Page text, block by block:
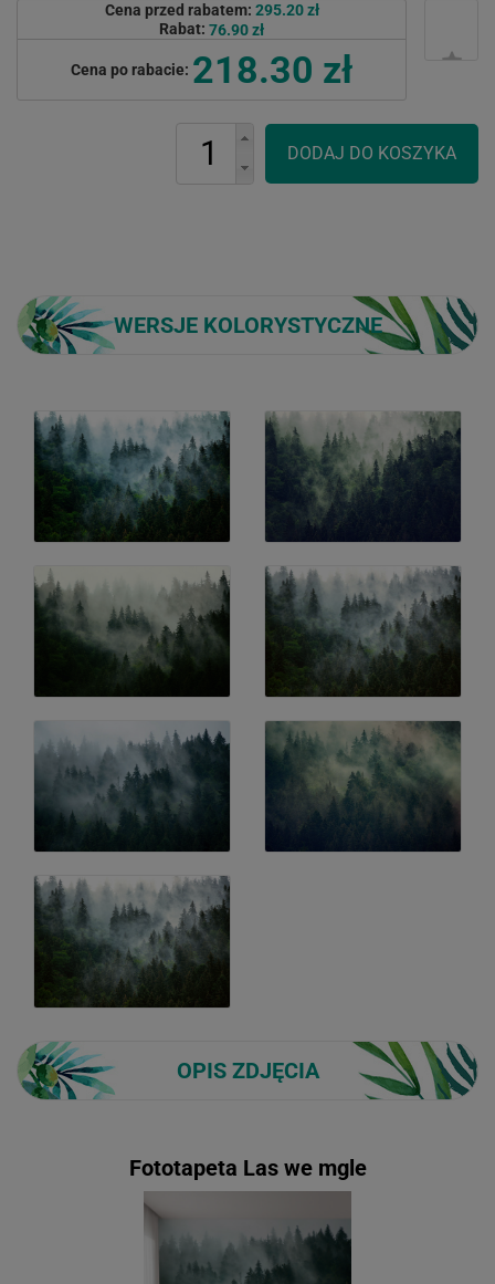
Cena przed rabatem: 295.20 zł
Rabat: 76.90 zł
Cena po rabacie: 218.30 zł
WERSJE KOLORYSTYCZNE
OPIS ZDJĘCIA
Fototapeta Las we mgle